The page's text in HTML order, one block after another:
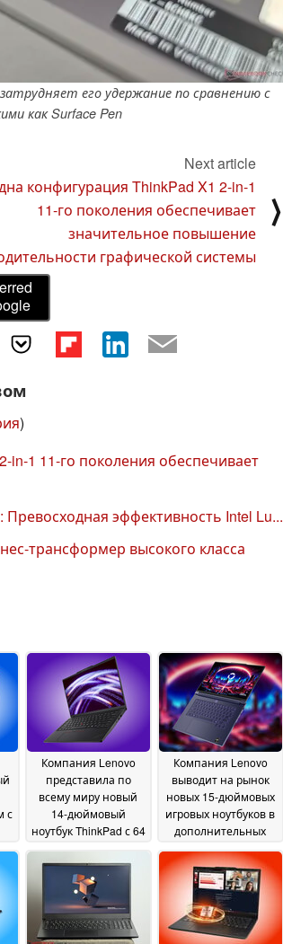
его удержание по сравнению с
как Surface Pen
Next article
конфигурация ThinkPad X1 2-in-1
11-го поколения обеспечивает
значительное повышение
графической системы
⟩
)
1 11-го поколения обеспечивает
эффективность Intel Lu...
трансформер высокого класса
с
Компания Lenovo
представила по
всему миру новый
14-дюймовый
ноутбук ThinkPad с 64
памяти и
облегчённым
корпусом02 July 2026
Компания Lenovo
выводит на рынок
новых 15-дюймовых
игровых ноутбуков в
дополнительных
видеопамяти до 48
ГБ02 July 2026